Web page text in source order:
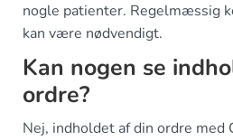
nogle patienter. Regelmæssig
kan være nødvendigt.
Kan nogen se
ordre?
Nej, indholdet af din ordre med